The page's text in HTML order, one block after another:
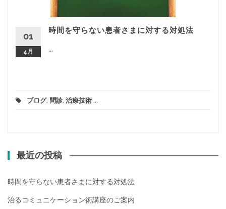
01
4月
時間を守らない患者さまに対する対処法
...
ブログ, 問診, 治療技術...
最近の投稿
時間を守らない患者さまに対する対処法
治るコミュニケーション術講座のご案内